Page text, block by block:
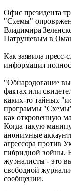
Офис президента
"Схемы"
Владимира
Патрушевым в
Как заявила
информация
"Обнародование
фактах или
каких-то тайных
программы
как откровенную
Когда такую
анонимные
агрессора против
гибридной войны.
журналисты - это
свободной
сообщении.